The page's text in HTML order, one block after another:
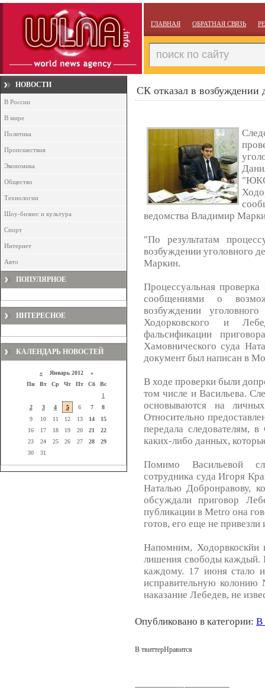
ГЛАВНАЯ ОБРАТНАЯ СВЯЗЬ
НОВОСТИ
В России
В мире
Политика
Происшествия
Экономика
Общество
Технологии
Шоу-бизнес и культура
Спорт
Интернет
Авто
ПОПУЛЯРНОЕ
ИНТЕРЕСНОЕ
КАЛЕНДАРЬ НОВОСТЕЙ
« Январь 2012 »
Пн
Вт Ср Чт Пт Сб
Вс
1
2
3 4 5 6 7
8
9
10 11 12 13 14
15
16
17 18 19 20 21
22
23
24 25 26 27 28
29
30
31
СК отказал в возбуждении
ведомства Владимир
"По результатам
возбуждении уголовного
Маркин.
Процессуальная
сообщениями о
возбуждении
Ходорковского и
фальсификации
Хамовнического суда
документ был написан в
В ходе проверки были
том числе и Васильева.
основываются на
Относительно
передала следователям,
каких-либо данных,
Помимо Васильевой
сотрудника суда Игоря
Наталью Добронравову,
обсуждали приговор
публикации в Metro она
готов, его еще не
Напомним,
лишения свободы каждый.
каждому. 17 июня стало
исправительную
наказание Лебедев, не
Опубликовано в категории: В
В твиттерНравится